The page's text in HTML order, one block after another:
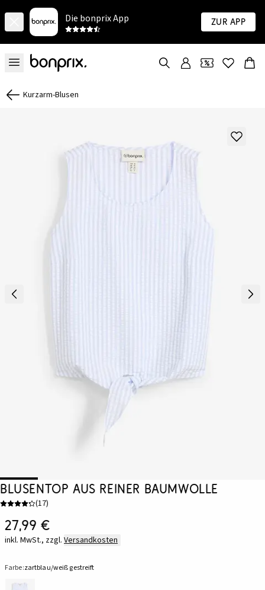
Die bonprix App Zur App
Kurzarm-Blusen
Blusentop aus reiner Baumwolle
(17)
27,99 €
inkl. MwSt., zzgl. Versandkosten
Farbe:zartblau/weiß gestreift